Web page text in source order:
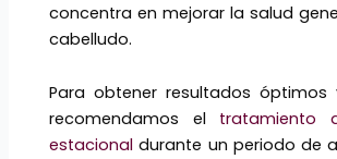
concentra en mejorar la salud
cabelludo.
Para obtener resultados óptimos
recomendamos el tratamiento
estacional durante un periodo de